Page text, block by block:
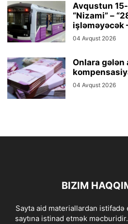
Avqustun
“Nizami” –
işləməyəcək
04 Avqust 2026
Onlara gələn
04 Avqust 2026
BIZIM
Sayta aid materiallardan
saytına istinad etmək